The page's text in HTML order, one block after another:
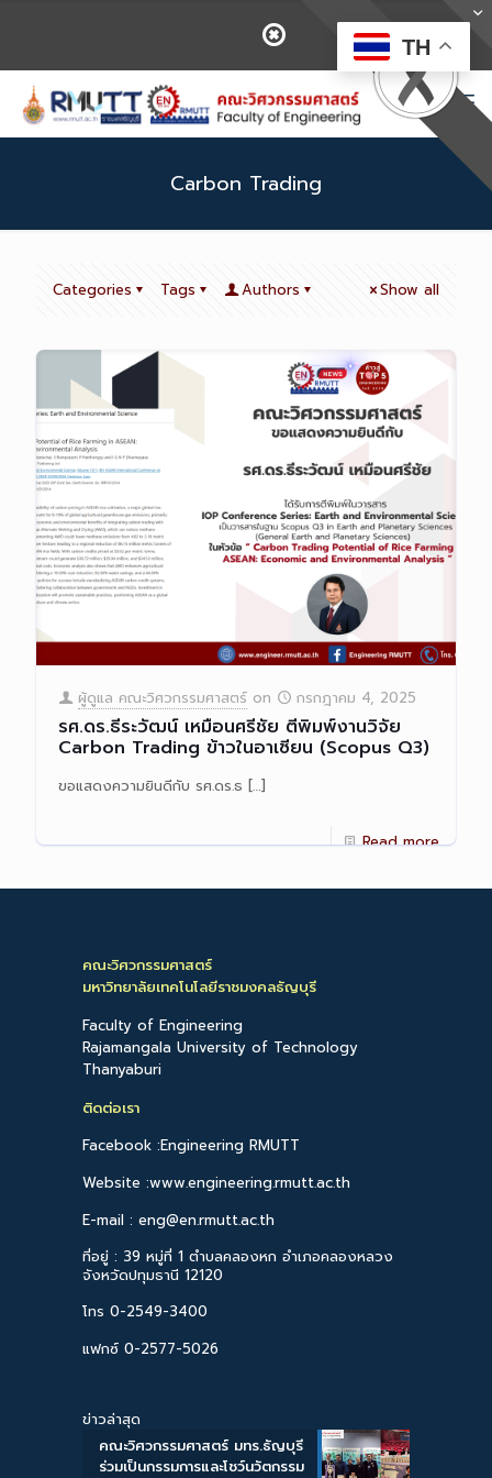
Carbon Trading
Categories Tags Authors Show all
ผู้ดูแล คณะวิศวกรรมศาสตร์ on กรกฎาคม 4, 2025
รศ.ดร.ธีระวัฒน์ เหมือนศรีชัย ตีพิมพ์งานวิจัย
Carbon Trading ข้าวในอาเซียน (Scopus Q3)
ขอแสดงความยินดีกับ รศ.ดร.ธ […]
Read more
คณะวิศวกรรมศาสตร์
มหาวิทยาลัยเทคโนโลยีราชมงคลธัญบุรี
Faculty of Engineering
Rajamangala University of Technology
Thanyaburi
ติดต่อเรา
Facebook :Engineering RMUTT
Website :www.engineering.rmutt.ac.th
E-mail : eng@en.rmutt.ac.th
ที่อยู่ : 39 หมู่ที่ 1 ตำบลคลองหก อำเภอคลองหลวง
จังหวัดปทุมธานี 12120
โทร 0-2549-3400
แฟกซ์ 0-2577-5026
ข่าวล่าสุด
คณะวิศวกรรมศาสตร์ มทร.ธัญบุรี
ร่วมเป็นกรรมการและโชว์นวัตกรรม
TH